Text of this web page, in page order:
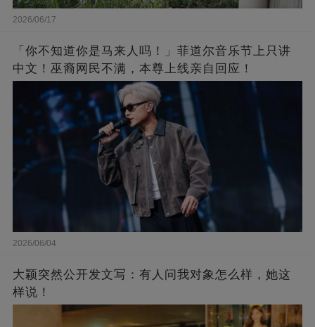
2026/06/17
「你不知道你是马来人吗！」菲道尔音乐节上只讲
中文！巫裔网民不满，本尊上线亲自回应！
2026/06/04
大颖突然公开发文写：有人问我对象怎么样，她这
样说！